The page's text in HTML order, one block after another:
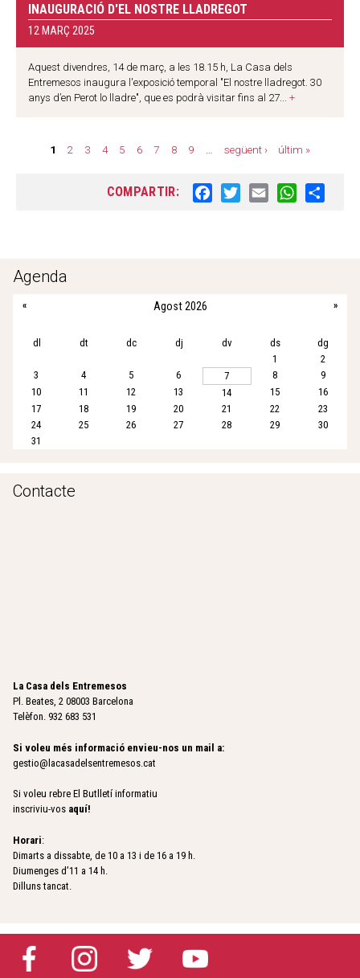
INAUGURACIÓ D'EL NOSTRE LLADREGOT
12 MARÇ 2025
Aquest divendres, 14 de març, a les 18.15 h, La Casa dels
Entremesos inaugura l'exposició temporal "El nostre lladregot. 30
anys d’en Perot lo lladre", que es podrà visitar fins al 27... +
e
1 2 3 4 5 6 7 8 9 següent › últim »
COMPARTIR:
Agenda
Agost 2026
« »
dl dt dc dj dv ds
dg
1
2
3
4 5 6 7 8
9
10
11 12 13 14 15
16
17
18 19 20 21 22
23
24
25 26 27 28 29
30
31
Contacte
La Casa dels Entremesos
Pl. Beates, 2 08003 Barcelona
Telèfon. 932 683 531
Si voleu més informació envieu-nos un mail a:
gestio@lacasadelsentremesos.cat
Si voleu rebre El Butlletí informatiu
inscriviu-vos aquí!
Horari:
Dimarts a dissabte, de 10 a 13 i de 16 a 19 h.
Diumenges d’11 a 14 h.
Dilluns tancat.